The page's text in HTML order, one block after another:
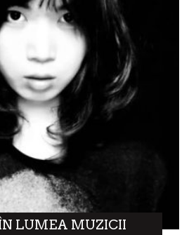
LUMEA MUZICII